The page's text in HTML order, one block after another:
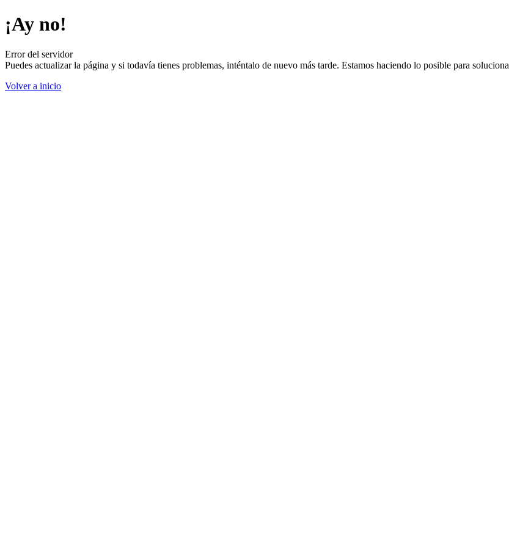
¡Ay no!
Error del servidor
Puedes actualizar la página y si todavía tienes problemas, inténtalo de nuevo más tarde. Estamos haciendo lo posible para
Volver a inicio